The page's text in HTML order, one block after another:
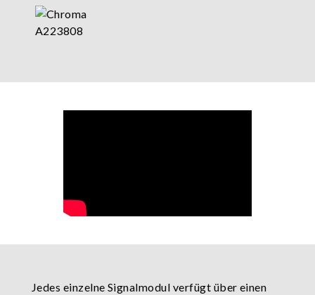
Jedes einzelne Signalmodul verfügt über einen